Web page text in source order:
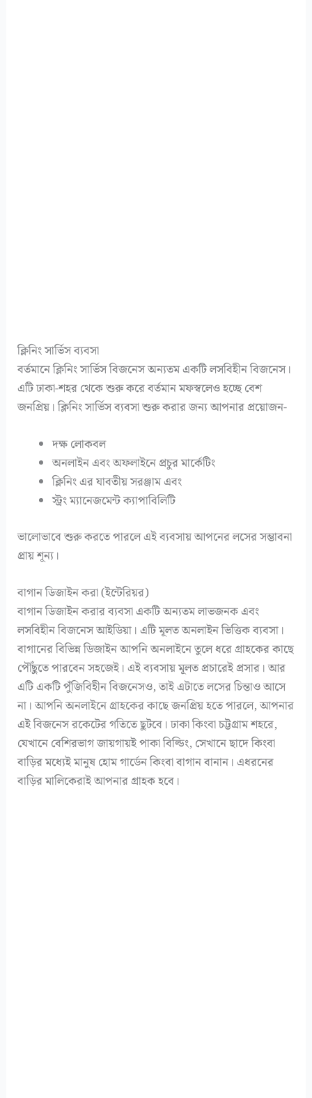
ক্লিনিং সার্ভিস ব্যবসা
বর্তমানে ক্লিনিং সার্ভিস বিজনেস অন্যতম একটি লসবিহীন বিজনেস।
এটি ঢাকা-শহর থেকে শুরু করে বর্তমান মফস্বলেও হচ্ছে বেশ
জনপ্রিয়। ক্লিনিং সার্ভিস ব্যবসা শুরু করার জন্য আপনার প্রয়োজন-
দক্ষ লোকবল
অনলাইন এবং অফলাইনে প্রচুর মার্কেটিং
ক্লিনিং এর যাবতীয় সরঞ্জাম এবং
স্ট্রং ম্যানেজমেন্ট ক্যাপাবিলিটি
ভালোভাবে শুরু করতে পারলে এই ব্যবসায় আপনের লসের সম্ভাবনা
প্রায় শূন্য।
বাগান ডিজাইন করা (ইন্টেরিয়র)
বাগান ডিজাইন করার ব্যবসা একটি অন্যতম লাভজনক এবং
লসবিহীন বিজনেস আইডিয়া। এটি মূলত অনলাইন ভিত্তিক ব্যবসা।
বাগানের বিভিন্ন ডিজাইন আপনি অনলাইনে তুলে ধরে গ্রাহকের কাছে
পৌঁছুতে পারবেন সহজেই। এই ব্যবসায় মূলত প্রচারেই প্রসার। আর
এটি একটি পুঁজিবিহীন বিজনেসও, তাই এটাতে লসের চিন্তাও আসে
না। আপনি অনলাইনে গ্রাহকের কাছে জনপ্রিয় হতে পারলে, আপনার
এই বিজনেস রকেটের গতিতে ছুটবে। ঢাকা কিংবা চট্টগ্রাম শহরে,
যেখানে বেশিরভাগ জায়গায়ই পাকা বিল্ডিং, সেখানে ছাদে কিংবা
বাড়ির মধ্যেই মানুষ হোম গার্ডেন কিংবা বাগান বানান। এধরনের
বাড়ির মালিকেরাই আপনার গ্রাহক হবে।